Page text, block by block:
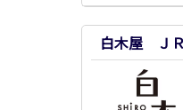
白木屋 Ｊ